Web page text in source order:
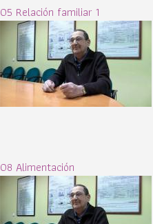
05 Relación familiar 1
08 Alimentación